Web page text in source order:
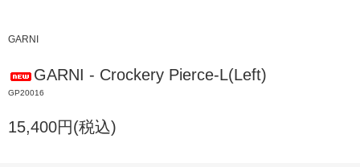
GARNI
GARNI - Crockery Pierce-L(Left)
GP20016
15,400円(税込)